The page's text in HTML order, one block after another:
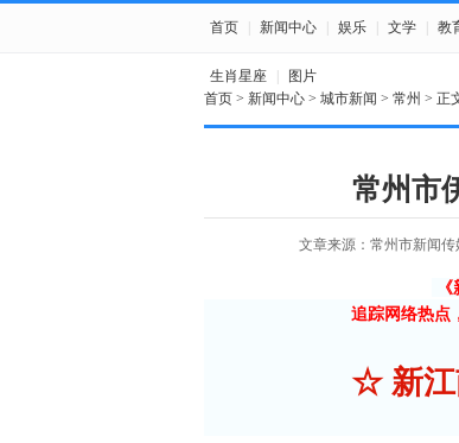
首页 新闻中心 娱乐 文学 教
生肖星座 图片
首页 > 新闻中心 > 城市新闻 > 常州 > 正
常州市
文章来源：常州市新闻传
追踪网络热点
☆ 新